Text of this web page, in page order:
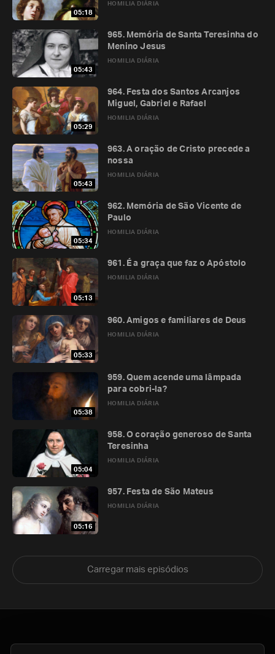
05:18
HOMILIA DIÁRIA
05:43
HOMILIA DIÁRIA
965. Memória de Santa Teresinha do
Menino Jesus
05:29
HOMILIA DIÁRIA
964. Festa dos Santos Arcanjos
Miguel, Gabriel e Rafael
05:43
HOMILIA DIÁRIA
963. A oração de Cristo precede a
nossa
05:34
HOMILIA DIÁRIA
962. Memória de São Vicente de
Paulo
05:13
HOMILIA DIÁRIA
961. É a graça que faz o Apóstolo
05:33
HOMILIA DIÁRIA
960. Amigos e familiares de Deus
05:38
HOMILIA DIÁRIA
959. Quem acende uma lâmpada
para cobri-la?
05:04
HOMILIA DIÁRIA
958. O coração generoso de Santa
Teresinha
05:16
HOMILIA DIÁRIA
957. Festa de São Mateus
Carregar mais episódios